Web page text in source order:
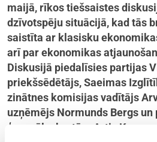
maijā, rīkos tiešsaistes
dzīvotspēju situācijā, kad tās
saistīta ar klasisku
arī par ekonomikas
Diskusijā piedalīsies partijas
priekšsēdētājs, Saeimas
zinātnes komisijas vadītājs
uzņēmējs Normunds Bergs un
ģenerālsekretārs Artis